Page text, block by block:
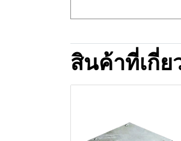
สินค้าที่เกี่ย